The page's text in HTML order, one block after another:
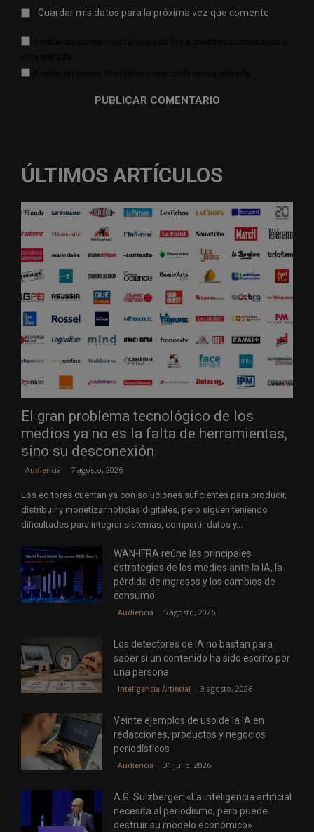
Guardar mis datos para la próxima vez que comente
ÚLTIMOS ARTÍCULOS
El gran problema tecnológico de los
medios ya no es la falta de herramientas,
sino su desconexión
Audiencia 7 agosto, 2026
Los editores cuentan ya con soluciones suficientes para producir,
distribuir y monetizar noticias digitales, pero siguen teniendo
dificultades para integrar sistemas, compartir datos y...
WAN-IFRA reúne las principales
estrategias de los medios ante la IA, la
pérdida de ingresos y los cambios de
consumo
Audiencia 5 agosto, 2026
Los detectores de IA no bastan para
saber si un contenido ha sido escrito por
una persona
Inteligencia Artificial 3 agosto, 2026
Veinte ejemplos de uso de la IA en
redacciones, productos y negocios
periodísticos
Audiencia 31 julio, 2026
A.G. Sulzberger: «La inteligencia artificial
necesita al periodismo, pero puede
destruir su modelo económico»